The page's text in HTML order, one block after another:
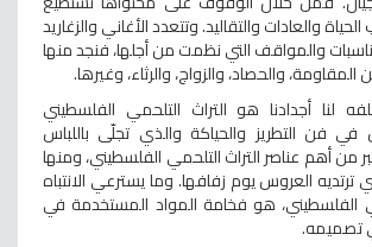
والعادات والتقاليد. وتتعدد الأغاني والزغاريد
والمواقف التي نظمت من أجلها، فنجد منها
المقاومة، والحصاد، والزواج، والرثاء، وغيرها.
لنا أجدادنا هو التراث التلحمي الفلسطيني
في فن التطريز والحياكة والذي تجلّى باللباس
من أهم عناصر التراث التلحمي الفلسطيني، ومنها
العروس يوم زفافها. وما يسترعي الانتباه
الفلسطيني، هو فخامة المواد المستخدمة في
تصميمه.